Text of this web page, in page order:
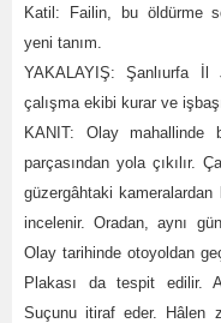
Katil: Failin, bu öldürme
yeni tanım.
YAKALAYIŞ: Şanlıurfa İl
çalışma ekibi kurar ve
KANIT: Olay mahallinde
parçasından yola çıkılır.
güzergâhtaki kameralardan
incelenir. Oradan, aynı
Olay tarihinde otoyoldan
Plakası da tespit edilir.
Suçunu itiraf eder. Hâlen